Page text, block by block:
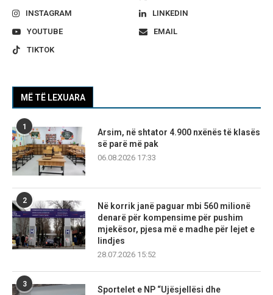
INSTAGRAM
LINKEDIN
YOUTUBE
EMAIL
TIKTOK
MË TË LEXUARA
1
Arsim, në shtator 4.900 nxënës të klasës
së parë më pak
06.08.2026 17:33
2
Në korrik janë paguar mbi 560 milionë
denarë për kompensime për pushim
mjekësor, pjesa më e madhe për lejet e
lindjes
28.07.2026 15:52
3
Sportelet e NP “Ujësjellësi dhe